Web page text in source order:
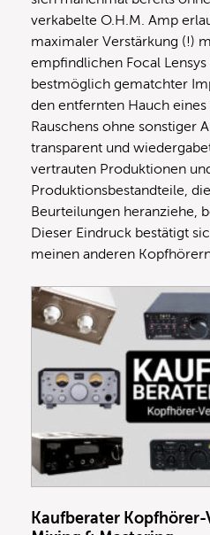
verkabelte O.H.M. Amp
maximaler Verstärkung (!)
empfindlichen Focal
bestmöglich gematchter
den entfernten Hauch
Rauschens ohne sonstiger
transparent und
vertrauten Produktionen
Produktionsbestandteile,
Beurteilungen heranziehe,
Dieser Eindruck bestätigt
meinen anderen
Kaufberater